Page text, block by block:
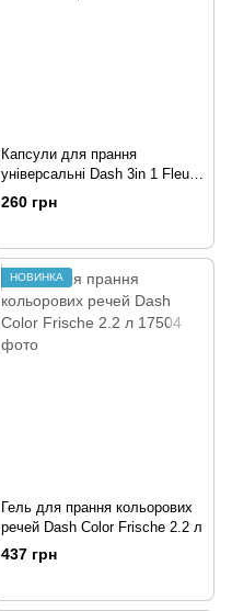
Капсули для прання
універсальні Dash 3in 1 Fleur
de Cerisier, вишня, 16 шт
260 грн
НОВИНКА
Гель для прання кольорових
речей Dash Color Frische 2.2 л
437 грн